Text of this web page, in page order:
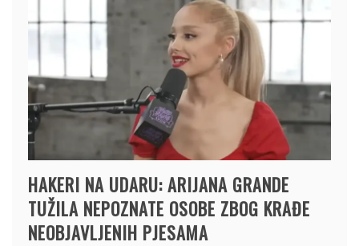
HAKERI NA UDARU: ARIJANA GRANDE
TUŽILA NEPOZNATE OSOBE ZBOG KRAĐE
NEOBJAVLJENIH PJESAMA